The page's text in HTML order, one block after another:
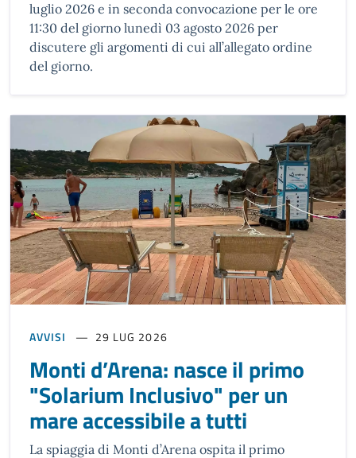
luglio 2026 e in seconda convocazione per le ore
11:30 del giorno lunedì 03 agosto 2026 per
discutere gli argomenti di cui all’allegato ordine
del giorno.
AVVISI 29 LUG 2026
Monti d’Arena: nasce il primo
"Solarium Inclusivo" per un
mare accessibile a tutti
La spiaggia di Monti d’Arena ospita il primo